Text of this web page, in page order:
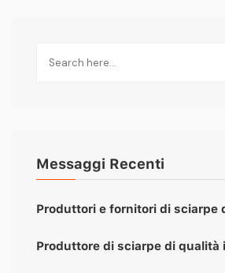
Messaggi Recenti
Produttori e fornitori di sciarpe
Produttore di sciarpe di qualità